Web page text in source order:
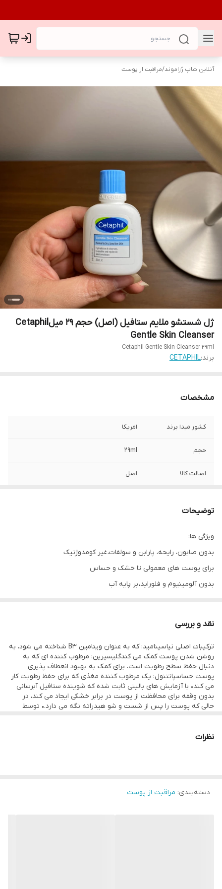
آنلاین شاپ رُزاموند/مراقبت از پوست
ژل شستشو ملایم ستافیل (اصل) حجم ۲۹ میلCetaphil
Gentle Skin Cleanser
Cetaphil Gentle Skin Cleanser 29ml
برند:CETAPHIL
مشخصات
کشور مبدا برند امریکا
حجم ۲۹ml
اصالت کالا اصل
توضیحات
ویژگی ها:
بدون صابون، رایحه، پارابن و سولفات، غیر کومدوژنیک
برای پوست های معمولی تا خشک و حساس
بدون آلومینیوم و فلوراید، بر پایه آب
محافظت در برابر علائم حساسیت پوستی (خشکی، سوزش، زبری)
حجم:236 میل
مبدا برند: آمریکا
ترکیبات اصلی ژل شوینده ستافیل مدل Gentleپانتنول (ویتامین B5):
برای آبرسانی، تسکین و حفظ سد محافظ پوستگلیسیرین:
آبرساننیاسینامید
پوست
رطوبت طبیعی پوست را نیز حفظ می کند
نقد و بررسی
ترکیبات اصلی نیاسینامید: که به عنوان ویتامین B3 شناخته می شود، به
روشن شدن پوست کمک می کندگلیسیرین: مرطوب کننده ای که به
دنبال حفظ سطح رطوبت است، برای کمک به بهبود انعطاف پذیری
پوست حساسپانتنول: یک مرطوب کننده مغذی که برای حفظ رطوبت کار
می کند• با آزمایش های بالینی ثابت شده که شوینده ستافیل آبرسانی
بدون وقفه برای محافظت از پوست در برابر خشکی ایجاد می کند، در
حالی که پوست را پس از شست و شو هیدراته نگه می دارد.• توسط
نظرات
دسته‌بندی: مراقبت از پوست